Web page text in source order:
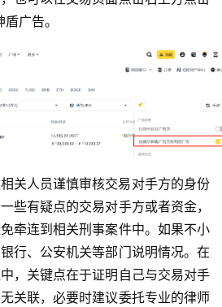
广告。
关人员谨慎审核交易对手方的身份
些有疑点的交易对手方或者资金，
牵连到相关刑事案件中。如果不小
行、公安机关等部门说明情况。在
，关键点在于证明自己与交易对手
关联，必要时建议委托专业的律师